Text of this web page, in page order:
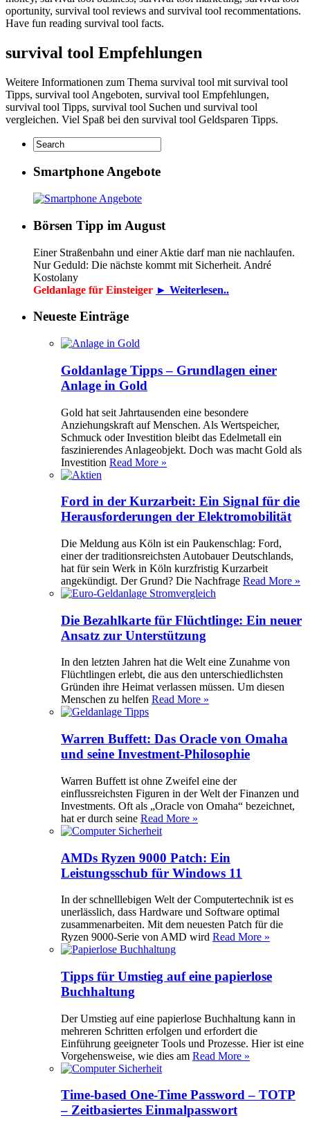
oportunity, survival tool reviews and survival tool recommentations.
Have fun reading survival tool facts.
survival tool Empfehlungen
Weitere Informationen zum Thema survival tool mit survival tool
Tipps, survival tool Angeboten, survival tool Empfehlungen,
survival tool Tipps, survival tool Suchen und survival tool
vergleichen. Viel Spaß bei den survival tool Geldsparen Tipps.
Smartphone Angebote
Börsen Tipp im August
Einer Straßenbahn und einer Aktie darf man nie nachlaufen.
Nur Geduld: Die nächste kommt mit Sicherheit. André
Kostolany
Geldanlage für Einsteiger ► Weiterlesen..
Neueste Einträge
Goldanlage Tipps – Grundlagen einer
Anlage in Gold
Gold hat seit Jahrtausenden eine besondere
Anziehungskraft auf Menschen. Als Wertspeicher,
Schmuck oder Investition bleibt das Edelmetall ein
faszinierendes Anlageobjekt. Doch was macht Gold als
Investition Read More »
Ford in der Kurzarbeit: Ein Signal für die
Herausforderungen der Elektromobilität
Die Meldung aus Köln ist ein Paukenschlag: Ford,
einer der traditionsreichsten Autobauer Deutschlands,
hat für sein Werk in Köln kurzfristig Kurzarbeit
angekündigt. Der Grund? Die Nachfrage Read More »
Die Bezahlkarte für Flüchtlinge: Ein neuer
Ansatz zur Unterstützung
In den letzten Jahren hat die Welt eine Zunahme von
Flüchtlingen erlebt, die aus den unterschiedlichsten
Gründen ihre Heimat verlassen müssen. Um diesen
Menschen zu helfen Read More »
Warren Buffett: Das Oracle von Omaha
und seine Investment-Philosophie
Warren Buffett ist ohne Zweifel eine der
einflussreichsten Figuren in der Welt der Finanzen und
Investments. Oft als „Oracle von Omaha“ bezeichnet,
hat er durch seine Read More »
AMDs Ryzen 9000 Patch: Ein
Leistungsschub für Windows 11
In der schnelllebigen Welt der Computertechnik ist es
unerlässlich, dass Hardware und Software optimal
zusammenarbeiten. Mit dem neuesten Patch für die
Ryzen 9000-Serie von AMD wird Read More »
Tipps für Umstieg auf eine papierlose
Buchhaltung
Der Umstieg auf eine papierlose Buchhaltung kann in
mehreren Schritten erfolgen und erfordert die
Einführung geeigneter Tools und Prozesse. Hier ist eine
Vorgehensweise, wie dies am Read More »
Time-based One-Time Password – TOTP
– Zeitbasiertes Einmalpasswort